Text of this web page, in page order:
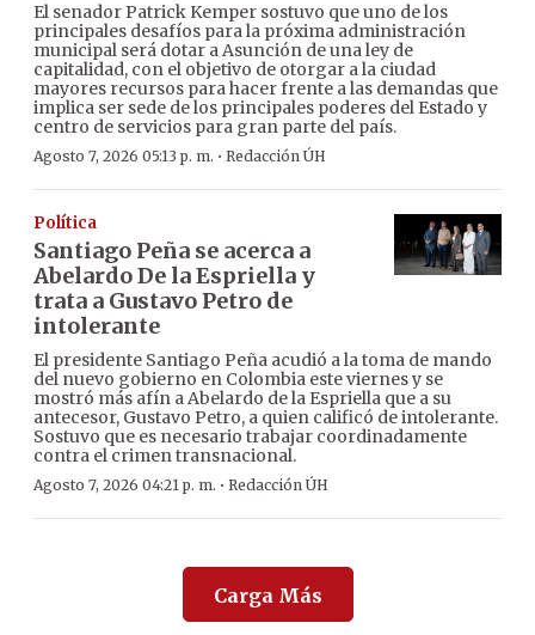
El senador Patrick Kemper sostuvo que uno de los
principales desafíos para la próxima administración
municipal será dotar a Asunción de una ley de
capitalidad, con el objetivo de otorgar a la ciudad
mayores recursos para hacer frente a las demandas que
implica ser sede de los principales poderes del Estado y
centro de servicios para gran parte del país.
Agosto 7, 2026 05:13 p. m. · Redacción ÚH
Política
Santiago Peña se acerca a
Abelardo De la Espriella y
trata a Gustavo Petro de
intolerante
El presidente Santiago Peña acudió a la toma de mando
del nuevo gobierno en Colombia este viernes y se
mostró más afín a Abelardo de la Espriella que a su
antecesor, Gustavo Petro, a quien calificó de intolerante.
Sostuvo que es necesario trabajar coordinadamente
contra el crimen transnacional.
Agosto 7, 2026 04:21 p. m. · Redacción ÚH
Carga Más